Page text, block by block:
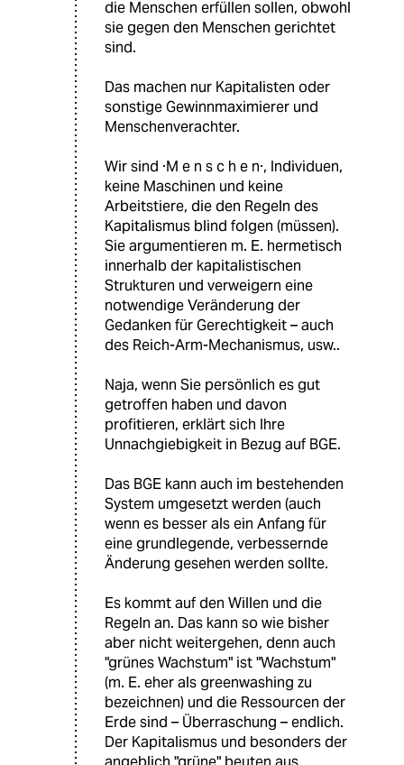
die Menschen erfüllen sollen, obwohl
sie gegen den Menschen gerichtet
sind.
Das machen nur Kapitalisten oder
sonstige Gewinnmaximierer und
Menschenverachter.
Wir sind ·M e n s c h e n·, Individuen,
keine Maschinen und keine
Arbeitstiere, die den Regeln des
Kapitalismus blind folgen (müssen).
Sie argumentieren m. E. hermetisch
innerhalb der kapitalistischen
Strukturen und verweigern eine
notwendige Veränderung der
Gedanken für Gerechtigkeit – auch
des Reich-Arm-Mechanismus, usw..
Naja, wenn Sie persönlich es gut
getroffen haben und davon
profitieren, erklärt sich Ihre
Unnachgiebigkeit in Bezug auf BGE.
Das BGE kann auch im bestehenden
System umgesetzt werden (auch
wenn es besser als ein Anfang für
eine grundlegende, verbessernde
Änderung gesehen werden sollte.
Es kommt auf den Willen und die
Regeln an. Das kann so wie bisher
aber nicht weitergehen, denn auch
"grünes Wachstum" ist "Wachstum"
(m. E. eher als greenwashing zu
bezeichnen) und die Ressourcen der
Erde sind – Überraschung – endlich.
Der Kapitalismus und besonders der